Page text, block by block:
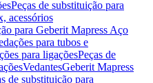
Peças de substituição para
acessórios
para Geberit Mapress Aço
para tubos e
para ligaçõesPeças de
VedantesGeberit Mapress
de substituição para